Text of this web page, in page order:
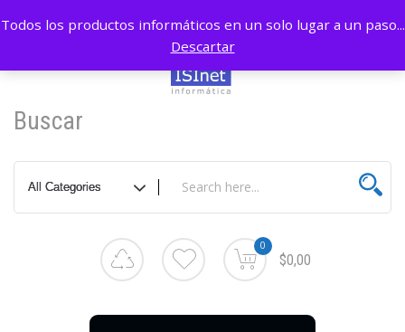
Buscar
0
$0,00
Todos los productos informáticos en un solo lugar a un paso...
Descartar